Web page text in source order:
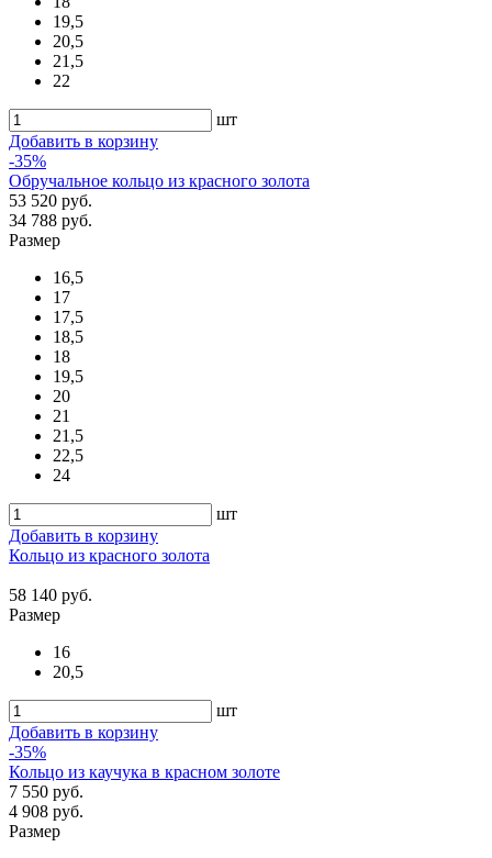
19,5
20,5
21,5
22
шт
Добавить в корзину
-35%
Обручальное кольцо из красного золота
53 520 руб.
34 788 руб.
Размер
16,5
17
17,5
18,5
18
19,5
20
21
21,5
22,5
24
шт
Добавить в корзину
Кольцо из красного золота
58 140 руб.
Размер
16
20,5
шт
Добавить в корзину
-35%
Кольцо из каучука в красном золоте
7 550 руб.
4 908 руб.
Размер